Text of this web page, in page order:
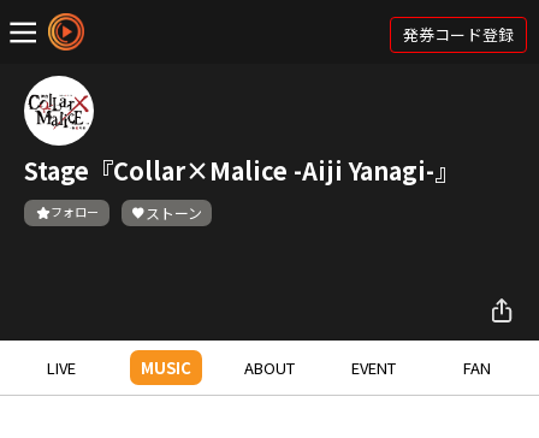
発券コード登録
Stage『Collar×Malice -Aiji Yanagi-』
フォロー ストーン
LIVE MUSIC ABOUT EVENT FAN